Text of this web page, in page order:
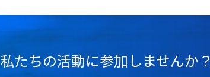
私たちの活動に参加しませんか？